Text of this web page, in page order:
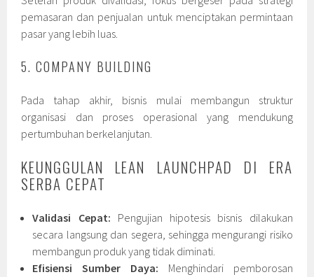
pemasaran dan penjualan untuk menciptakan permintaan
pasar yang lebih luas.
5. COMPANY BUILDING
Pada tahap akhir, bisnis mulai membangun struktur
organisasi dan proses operasional yang mendukung
pertumbuhan berkelanjutan.
KEUNGGULAN LEAN LAUNCHPAD DI ERA
SERBA CEPAT
Validasi Cepat: Pengujian hipotesis bisnis dilakukan
secara langsung dan segera, sehingga mengurangi risiko
membangun produk yang tidak diminati.
Efisiensi Sumber Daya: Menghindari pemborosan